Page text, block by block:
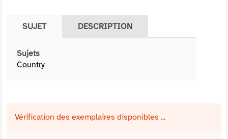
SUJET DESCRIPTION
Sujets
Country
Vérification des exemplaires disponibles ...